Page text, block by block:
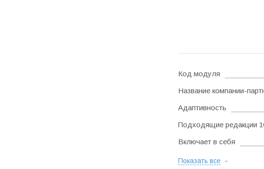
Код модуля
Название компании-
Адаптивность
Подходящие редакции
Включает в себя
Показать все